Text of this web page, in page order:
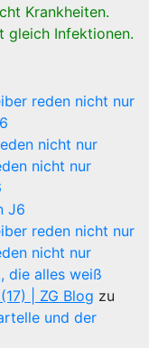
Krankheiten.
gleich Infektionen.
reden nicht nur
nicht nur
nicht nur
J6
reden nicht nur
nicht nur
die alles weiß
| ZG Blog zu
und der